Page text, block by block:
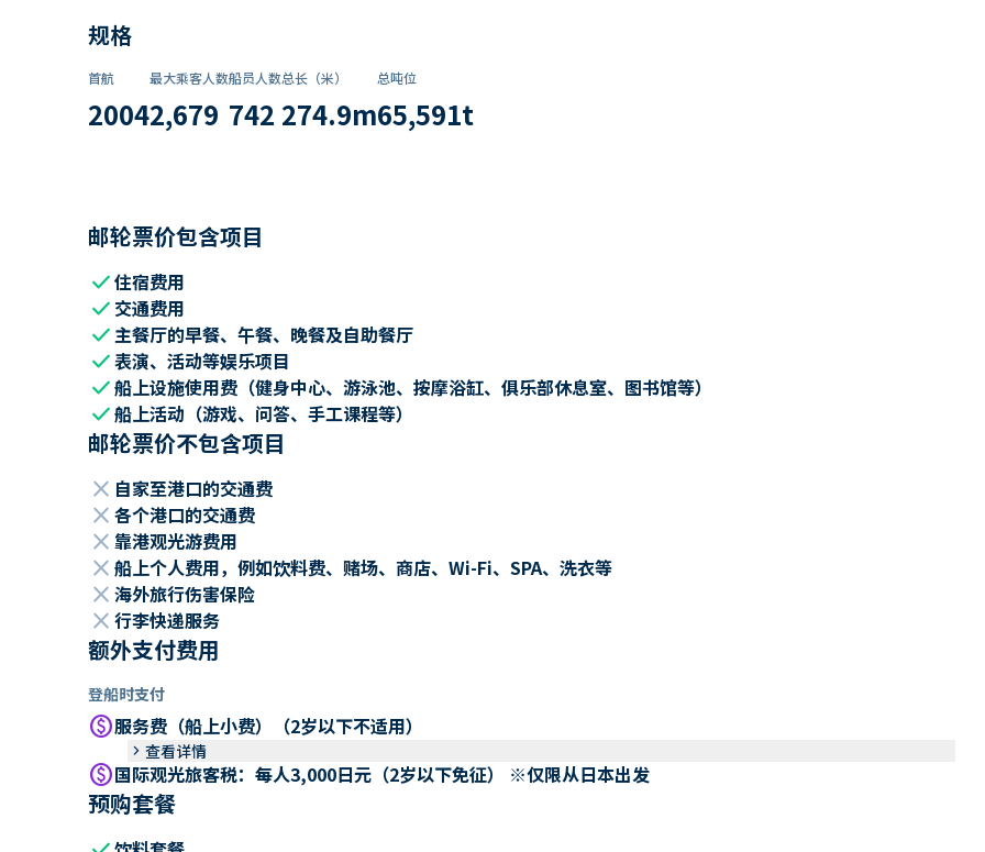
规格
首航
2004
最大乘客人数
2,679
船员人数
742
总长（米）
274.9m
总吨位
65,591t
邮轮票价包含项目
check住宿费用
check 交通费用
check主餐厅的早餐、午餐、晚餐及自助餐厅
check表演、活动等娱乐项目
check船上设施使用费（健身中心、游泳池、按摩浴缸、俱乐部休息室、图书馆等）
check船上活动（游戏、问答、手工课程等）
邮轮票价不包含项目
close 自家至港口的交通费
close 各个港口的交通费
close 靠港观光游费用
close 船上个人费用，例如饮料费、赌场、商店、Wi-Fi、SPA、洗衣等
close 海外旅行伤害保险
close 行李快递服务
额外支付费用
登船时支付
paid服务费（船上小费）（2岁以下不适用）
keyboard_arrow_right 查看详情
paid国际观光旅客税：每人3,000日元（2岁以下免征） ※仅限从日本出发
预购套餐